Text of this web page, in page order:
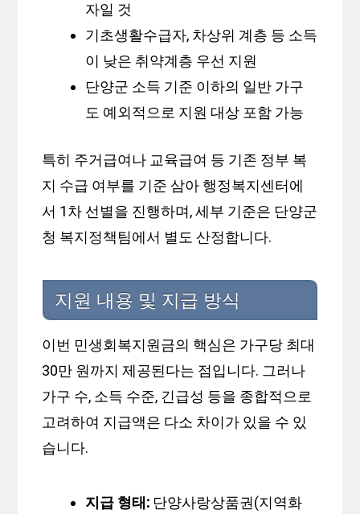
자일 것
기초생활수급자, 차상위 계층 등 소득
이 낮은 취약계층 우선 지원
단양군 소득 기준 이하의 일반 가구
도 예외적으로 지원 대상 포함 가능
특히 주거급여나 교육급여 등 기존 정부 복
지 수급 여부를 기준 삼아 행정복지센터에
서 1차 선별을 진행하며, 세부 기준은 단양군
청 복지정책팀에서 별도 산정합니다.
지원 내용 및 지급 방식
이번 민생회복지원금의 핵심은 가구당 최대
30만 원까지 제공된다는 점입니다. 그러나
가구 수, 소득 수준, 긴급성 등을 종합적으로
고려하여 지급액은 다소 차이가 있을 수 있
습니다.
지급 형태: 단양사랑상품권(지역화